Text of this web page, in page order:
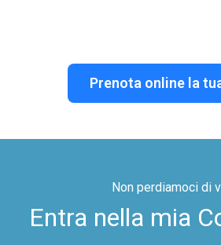
Prenota online la
Non perdiamoci di
Entra nella mia